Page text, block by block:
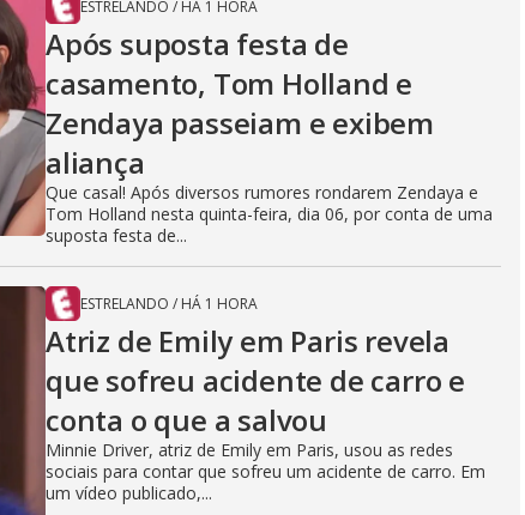
ESTRELANDO / HÁ 1 HORA
Após suposta festa de
casamento, Tom Holland e
Zendaya passeiam e exibem
aliança
Que casal! Após diversos rumores rondarem Zendaya e
Tom Holland nesta quinta-feira, dia 06, por conta de uma
suposta festa de...
ESTRELANDO / HÁ 1 HORA
Atriz de Emily em Paris revela
que sofreu acidente de carro e
conta o que a salvou
Minnie Driver, atriz de Emily em Paris, usou as redes
sociais para contar que sofreu um acidente de carro. Em
um vídeo publicado,...